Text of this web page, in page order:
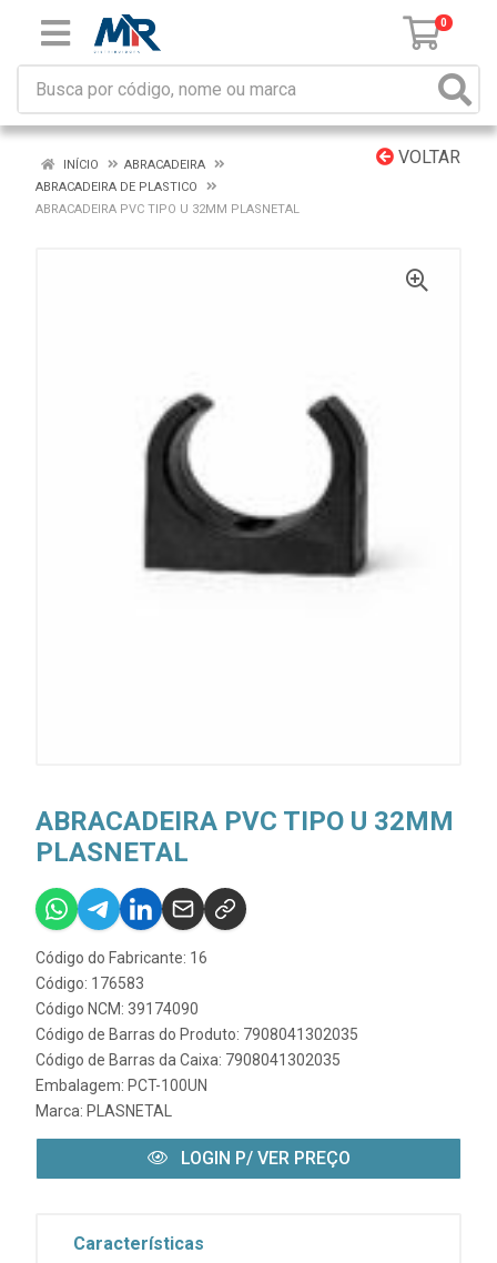
0
VOLTAR
INÍCIO
ABRACADEIRA
ABRACADEIRA DE PLASTICO
ABRACADEIRA PVC TIPO U 32MM PLASNETAL
ABRACADEIRA PVC TIPO U 32MM
PLASNETAL
Código do Fabricante: 16
Código: 176583
Código NCM: 39174090
Código de Barras do Produto: 7908041302035
Código de Barras da Caixa: 7908041302035
Embalagem: PCT-100UN
Marca: PLASNETAL
LOGIN P/ VER PREÇO
Características